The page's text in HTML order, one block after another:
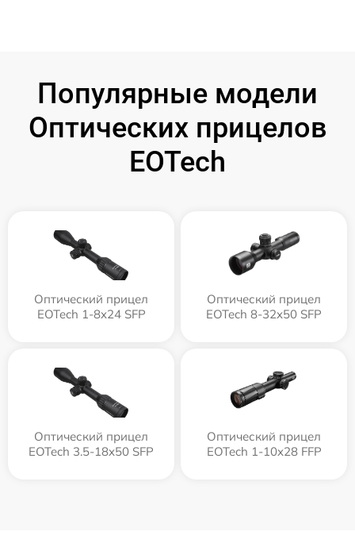
Популярные модели
Оптических прицелов
EOTech
Оптический прицел
EOTech 1-8x24 SFP
Оптический прицел
EOTech 8-32x50 SFP
Оптический прицел
EOTech 3.5-18x50 SFP
Оптический прицел
EOTech 1-10x28 FFP